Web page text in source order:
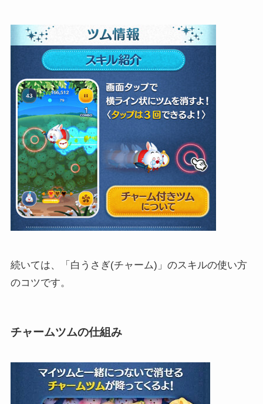
続いては、「白うさぎ(チャーム)」のスキルの使い方
のコツです。
チャームツムの仕組み